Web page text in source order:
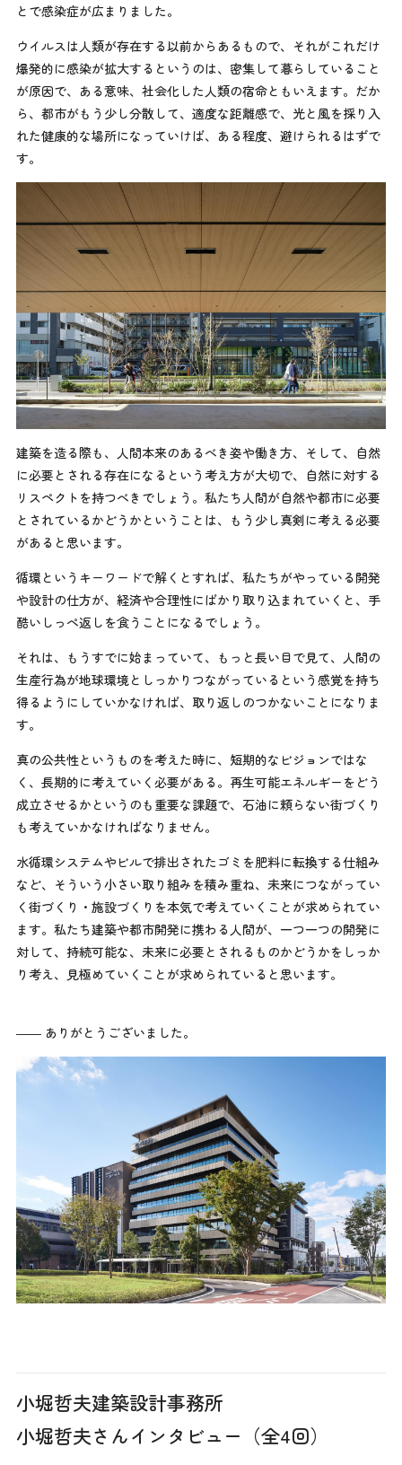
とで感染症が広まりました。
ウイルスは人類が存在する以前からあるもので、それがこれだけ
爆発的に感染が拡大するというのは、密集して暮らしていること
が原因で、ある意味、社会化した人類の宿命ともいえます。だか
ら、都市がもう少し分散して、適度な距離感で、光と風を採り入
れた健康的な場所になっていけば、ある程度、避けられるはずで
す。
建築を造る際も、人間本来のあるべき姿や働き方、そして、自然
に必要とされる存在になるという考え方が大切で、自然に対する
リスペクトを持つべきでしょう。私たち人間が自然や都市に必要
とされているかどうかということは、もう少し真剣に考える必要
があると思います。
循環というキーワードで解くとすれば、私たちがやっている開発
や設計の仕方が、経済や合理性にばかり取り込まれていくと、手
酷いしっぺ返しを食うことになるでしょう。
それは、もうすでに始まっていて、もっと長い目で見て、人間の
生産行為が地球環境としっかりつながっているという感覚を持ち
得るようにしていかなければ、取り返しのつかないことになりま
す。
真の公共性というものを考えた時に、短期的なビジョンではな
く、長期的に考えていく必要がある。再生可能エネルギーをどう
成立させるかというのも重要な課題で、石油に頼らない街づくり
も考えていかなければなりません。
水循環システムやビルで排出されたゴミを肥料に転換する仕組み
など、そういう小さい取り組みを積み重ね、未来につながってい
く街づくり・施設づくりを本気で考えていくことが求められてい
ます。私たち建築や都市開発に携わる人間が、一つ一つの開発に
対して、持続可能な、未来に必要とされるものかどうかをしっか
り考え、見極めていくことが求められていると思います。
―― ありがとうございました。
小堀哲夫建築設計事務所
小堀哲夫さんインタビュー（全4回）